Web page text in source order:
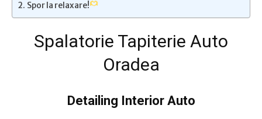
Spor la relaxare!
Spalatorie Tapiterie Auto
Oradea
Detailing Interior Auto